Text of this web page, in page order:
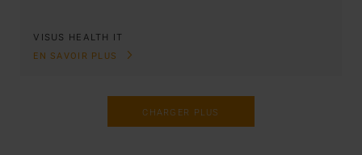
VISUS HEALTH IT
EN SAVOIR PLUS
CHARGER PLUS